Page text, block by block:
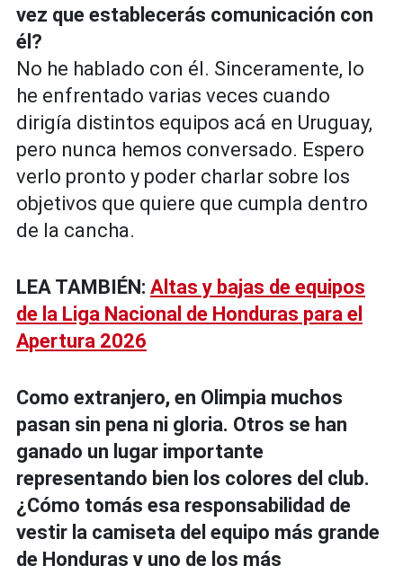
vez que establecerás comunicación con
él?
No he hablado con él. Sinceramente, lo
he enfrentado varias veces cuando
dirigía distintos equipos acá en Uruguay,
pero nunca hemos conversado. Espero
verlo pronto y poder charlar sobre los
objetivos que quiere que cumpla dentro
de la cancha.
LEA TAMBIÉN: Altas y bajas de equipos
de la Liga Nacional de Honduras para el
Apertura 2026
Como extranjero, en Olimpia muchos
pasan sin pena ni gloria. Otros se han
ganado un lugar importante
representando bien los colores del club.
¿Cómo tomás esa responsabilidad de
vestir la camiseta del equipo más grande
de Honduras y uno de los más